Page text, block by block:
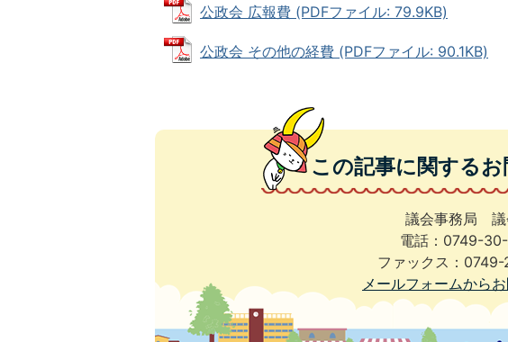
公政会 広報費 (PDFファイル: 79.9KB)
公政会 その他の経費 (PDFファイル: 90.1KB)
この記事に関する
議会事務局 議
電話：0749-
ファックス：
メールフォームから